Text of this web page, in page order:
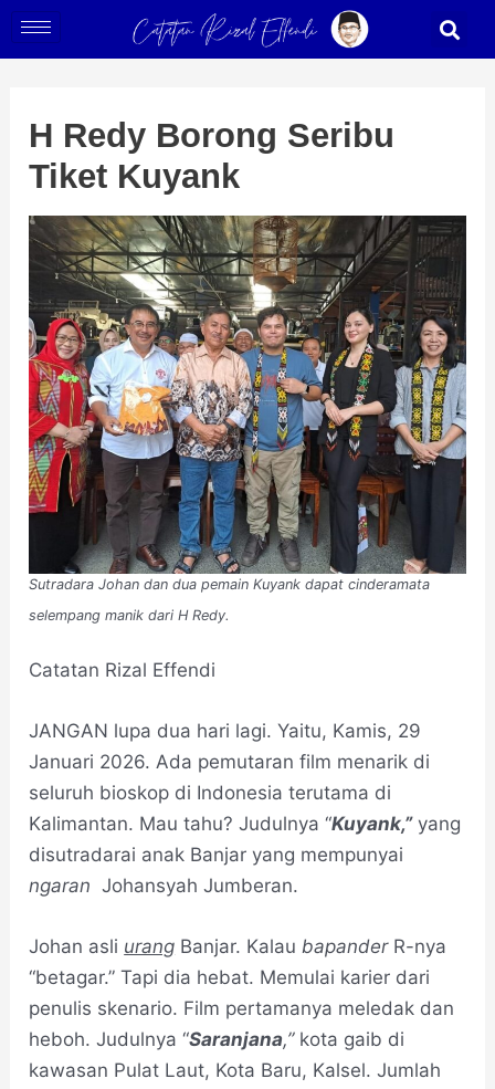
Skip
to
H Redy Borong Seribu
Tiket Kuyank
Sutradara Johan dan dua pemain Kuyank dapat cinderamata
selempang manik dari H Redy.
Catatan Rizal Effendi
JANGAN lupa dua hari lagi. Yaitu, Kamis, 29
Januari 2026. Ada pemutaran film menarik di
seluruh bioskop di Indonesia terutama di
Kalimantan. Mau tahu? Judulnya “Kuyank,”yang
disutradarai anak Banjar yang mempunyai
ngaranJohansyah Jumberan.
Johan asli urang Banjar. KalaubapanderR-nya
“betagar.” Tapi dia hebat. Memulai karier dari
penulis skenario. Film pertamanya meledak dan
heboh. Judulnya “Saranjana,”kota gaib di
kawasan Pulat Laut, Kota Baru, Kalsel. Jumlah
Post
navigation